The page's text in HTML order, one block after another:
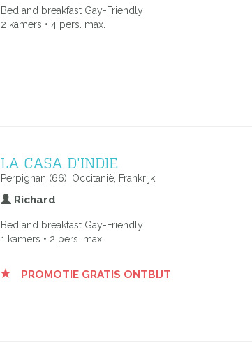
Bed and breakfast Gay-Friendly
2 kamers • 4 pers. max.
LA CASA D'INDIE
Perpignan (66), Occitanië, Frankrijk
Richard
Bed and breakfast Gay-Friendly
1 kamers • 2 pers. max.
PROMOTIE GRATIS ONTBIJT